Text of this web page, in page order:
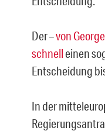
Der –von
schnelleinen
Entscheidung
In der